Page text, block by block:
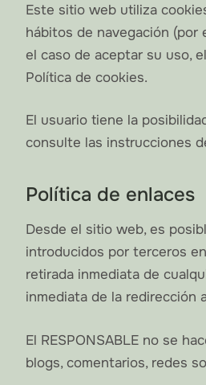
Este sitio web utiliza
hábitos de navegación (por
el caso de aceptar su uso,
Política de cookies.
El usuario tiene la
consulte las instrucciones
Política de enlaces
Desde el sitio web, es
introducidos por terceros
retirada inmediata de
inmediata de la redirección
El RESPONSABLE no se
blogs, comentarios, redes